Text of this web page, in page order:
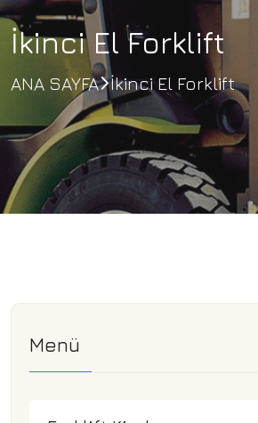
İkinci El Forklift
ANA SAYFA İkinci El Forklift
Menü